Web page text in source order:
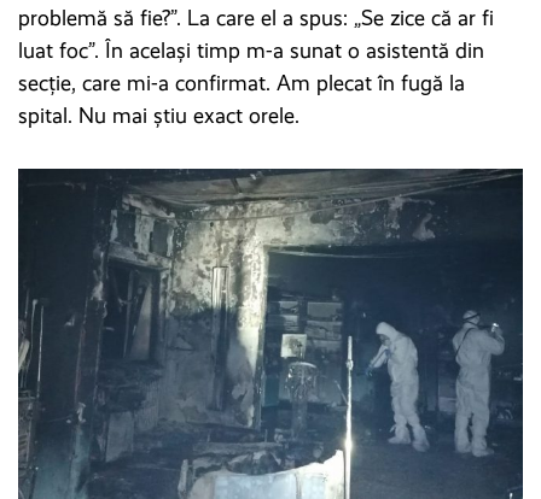
problemă să fie?”. La care el a spus: „Se zice că ar fi
luat foc”. În același timp m-a sunat o asistentă din
secție, care mi-a confirmat. Am plecat în fugă la
spital. Nu mai știu exact orele.